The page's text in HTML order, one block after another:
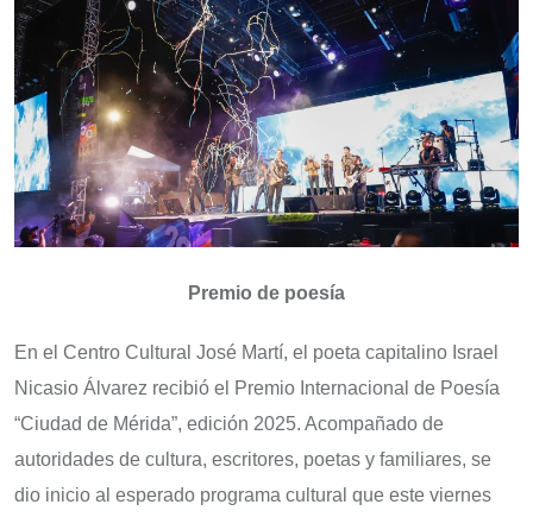
Premio de poesía
En el Centro Cultural José Martí, el poeta capitalino Israel
Nicasio Álvarez recibió el Premio Internacional de Poesía
“Ciudad de Mérida”, edición 2025. Acompañado de
autoridades de cultura, escritores, poetas y familiares, se
dio inicio al esperado programa cultural que este viernes